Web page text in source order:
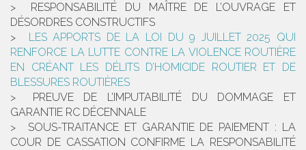
RESPONSABILITÉ DU MAÎTRE DE L’OUVRAGE ET
DÉSORDRES CONSTRUCTIFS
LES APPORTS DE LA LOI DU 9 JUILLET 2025 QUI
RENFORCE LA LUTTE CONTRE LA VIOLENCE ROUTIÈRE
EN CRÉANT LES DÉLITS D’HOMICIDE ROUTIER ET DE
BLESSURES ROUTIÈRES
PREUVE DE L’IMPUTABILITÉ DU DOMMAGE ET
GARANTIE RC DÉCENNALE
SOUS-TRAITANCE ET GARANTIE DE PAIEMENT : LA
COUR DE CASSATION CONFIRME LA RESPONSABILITÉ